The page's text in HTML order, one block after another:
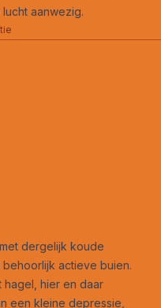
aanwezig.
dergelijk koude
actieve buien.
hagel, hier en daar
een kleine depressie,